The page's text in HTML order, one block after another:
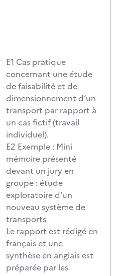
E1 Cas pratique
concernant une étude
de faisabilité et de
dimensionnement d’un
transport par rapport à
un cas fictif (travail
individuel).
E2 Exemple : Mini
mémoire présenté
devant un jury en
groupe : étude
exploratoire d'un
nouveau système de
transports
Le rapport est rédigé en
français et une
synthèse en anglais est
préparée par les